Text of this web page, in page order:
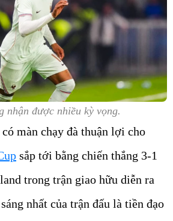
nhận được nhiều kỳ vọng.
có màn chạy đà thuận lợi cho
sắp tới bằng chiến thắng 3-1
trong trận giao hữu diễn ra
nhất của trận đấu là tiền đạo